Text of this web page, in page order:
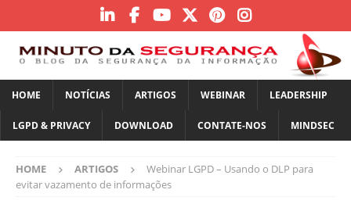
HOME NOTÍCIAS ARTIGOS WEBINAR LEADERSHIP
LGPD & PRIVACY DOWNLOAD CONTATE-NOS MINDSEC
HOME ARTIGOS
Webinar LGPD – Usando o DLP para
evitar vazamento de informações